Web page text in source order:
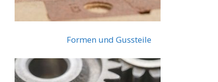
Formen und Gussteile